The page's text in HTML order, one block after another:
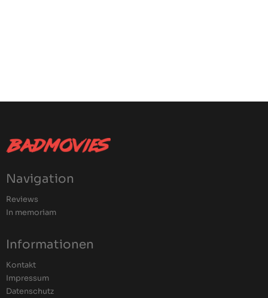
Navigation
Reviews
In memoriam
Informationen
Kontakt
Impressum
Datenschutz